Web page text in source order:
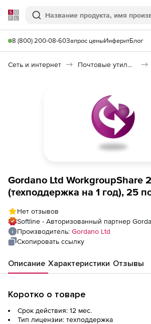
Softline
Поиск
8 (800) 200-08-60Запрос ценыИнферитБлог
Сеть и интернет Почтовые утилиты
Gordano Ltd WorkgroupShare 2
(техподдержка на 1 год), 25
Нет отзывов
Softline - Авторизованный партнер
Производитель: Gordano Ltd
Скопировать ссылку
Описание Характеристики Отзывы
Коротко о товаре
Срок действия: 12 мес.
Тип лицензии: техподдержка